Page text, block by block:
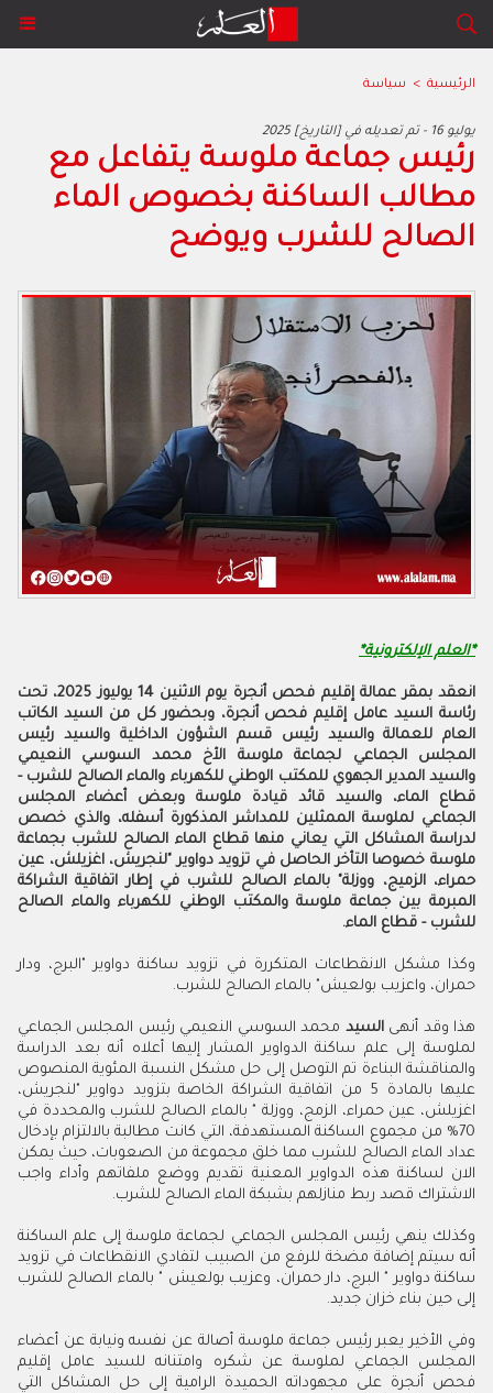
الرئيسية > سياسة
2025 يوليو 16 - تم تعديله في [التاريخ]
رئيس جماعة ملوسة يتفاعل مع
مطالب الساكنة بخصوص الماء
الصالح للشرب ويوضح
*العلم الإلكترونية*
انعقد بمقر عمالة إقليم فحص أنجرة يوم الاثنين 14 يوليوز 2025 ، تحت
رئاسة السيد عامل إقليم فحص أنجرة، وبحضور كل من السيد الكاتب
العام للعمالة والسيد رئيس قسم الشؤون الداخلية والسيد رئيس
المجلس الجماعي لجماعة ملوسة الأخ محمد السوسي النعيمي
والسيد المدير الجهوي للمكتب الوطني للكهرباء والماء الصالح للشرب -
قطاع الماء، والسيد قائد قيادة ملوسة وبعض أعضاء المجلس
الجماعي لملوسة الممثلين للمداشر المذكورة أسفله، والذي خصص
لدراسة المشاكل التي يعاني منها قطاع الماء الصالح للشرب بجماعة
ملوسة خصوصا التأخر الحاصل في تزويد دواوير "لنجريش، اغزيلش، عين
حمراء، الزميج، ووزلة" بالماء الصالح للشرب في إطار اتفاقية الشراكة
المبرمة بين جماعة ملوسة والمكتب الوطني للكهرباء والماء الصالح
للشرب - قطاع الماء.
وكذا مشكل الانقطاعات المتكررة في تزويد ساكنة دواوير "البرج، ودار
حمران، واعزيب بولعيش" بالماء الصالح للشرب.
هذا وقد أنهىالسيد محمد السوسي النعيمي رئيس المجلس الجماعي
لملوسة إلى علم ساكنة الدواوير المشار إليها أعلاه أنه بعد الدراسة
والمناقشة البناءة تم التوصل إلى حل مشكل النسبة المئوية المنصوص
عليها بالمادة 5 من اتفاقية الشراكة الخاصة بتزويد دواوير "لنجريش،
اغزيلش، عين حمراء، الزمج، ووزلة " بالماء الصالح للشرب والمحددة في
70% من مجموع الساكنة المستهدفة، التي كانت مطالبة بالالتزام بإدخال
عداد الماء الصالح للشرب مما خلق مجموعة من الصعوبات، حيث يمكن
الان لساكنة هذه الدواوير المعنية تقديم ووضع ملفاتهم وأداء واجب
الاشتراك قصد ربط منازلهم بشبكة الماء الصالح للشرب.
وكذلك ينهي رئيس المجلس الجماعي لجماعة ملوسة إلى علم الساكنة
أنه سيتم إضافة مضخة للرفع من الصبيب لتفادي الانقطاعات في تزويد
ساكنة دواوير " البرج، دار حمران، وعزيب بولعيش " بالماء الصالح للشرب
إلى حين بناء خزان جديد.
وفي الأخير يعبر رئيس جماعة ملوسة أصالة عن نفسه ونيابة عن أعضاء
المجلس الجماعي لملوسة عن شكره وامتنانه للسيد عامل إقليم
فحص أنجرة على مجهوداته الحميدة الرامية إلى حل المشاكل التي